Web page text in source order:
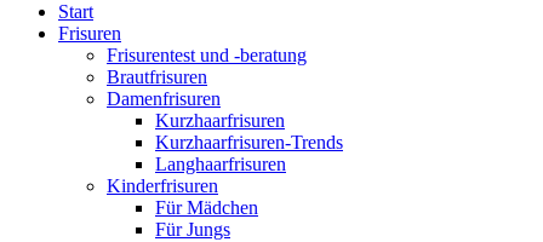
Start
Frisuren
Frisurentest und -beratung
Brautfrisuren
Damenfrisuren
Kurzhaarfrisuren
Kurzhaarfrisuren-Trends
Langhaarfrisuren
Kinderfrisuren
Für Mädchen
Für Jungs